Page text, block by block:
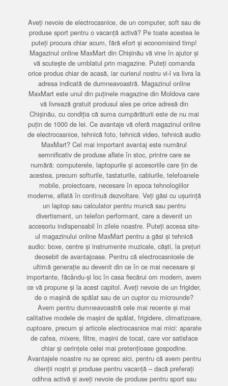
Aveți nevoie de electrocasnice, de un computer, soft sau de
produse sport pentru o vacanță activă? Pe toate acestea le
puteți procura chiar acum, fără efort și economisind timp!
Magazinul online MaxMart din Chișinău vă vine în ajutor și
vă scutește de umblatul prin magazine. Puteți comanda
orice produs chiar de acasă, iar curierul nostru vi-l va livra la
adresa indicată de dumneavoastră. Magazinul online
MaxMart este unul din puținele magazine din Moldova care
vă livrează gratuit produsul ales pe orice adresă din
Chișinău, cu condiția că suma cumpărăturii este de nu mai
puțin de 1000 de lei. Ce avantaje vă oferă magazinul online
de electrocasnice, tehnică foto, tehnică video, tehnică audio
MaxMart? Cel mai important avantaj este numărul
semnificativ de produse aflate în stoc, printre care se
numără: computerele, laptopurile și accesoriile care țin de
acestea, precum softurile, tastaturile, cablurile, telefoanele
mobile, proiectoare, necesare în epoca tehnologiilor
moderne, aflată în continuă dezvoltare. Veți găsi cu ușurință
un laptop sau calculator pentru muncă sau pentru
divertisment, un telefon performant, care a devenit un
accesoriu indispensabil în zilele noastre. Puteți accesa site-
ul magazinului online MaxMart pentru a găsi și tehnică
audio: boxe, centre și instrumente muzicale, căști, la prețuri
deosebit de avantajoase. Pentru că electrocasnicele de
ultimă generație au devenit din ce în ce mai necesare și
importante, făcându-și loc în casa fiecărui om modern, avem
ce vă propune și la acest capitol. Aveți nevoie de un frigider,
de o mașină de spălat sau de un cuptor cu microunde?
Avem pentru dumneavoastră cele mai recente și mai
calitative modele de mașini de spălat, frigidere, climatizoare,
cuptoare, precum și articole electrocasnice mai mici: aparate
de cafea, mixere, filtre, mașini de tocat, care vor satisface
chiar și cerințele celei mai pretențioase gospodine.
Avantajele noastre nu se opresc aici, pentru că avem pentru
clienții noștri și produse pentru vacanță – dacă preferați
odihna activă și aveți nevoie de produse pentru sport sau